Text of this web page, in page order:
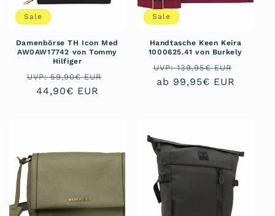
Sale
Damenbörse TH Icon Med
AW0AW17742 von Tommy
Hilfiger
Normaler
Preis
UVP: 59,90€ EUR
Verkaufspreis
44,90€ EUR
Sale
Handtasche Keen Keira
1000625.41 von Burkely
Normaler
Preis
UVP: 139,95€ EUR
ab 99,95€ EUR